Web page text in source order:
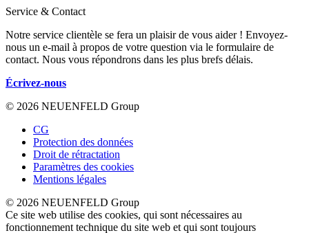
Service & Contact
Notre service clientèle se fera un plaisir de vous aider ! Envoyez-
nous un e-mail à propos de votre question via le formulaire de
contact. Nous vous répondrons dans les plus brefs délais.
Écrivez-nous
© 2026 NEUENFELD Group
CG
Protection des données
Droit de rétractation
Paramètres des cookies
Mentions légales
© 2026 NEUENFELD Group
Ce site web utilise des cookies, qui sont nécessaires au
fonctionnement technique du site web et qui sont toujours